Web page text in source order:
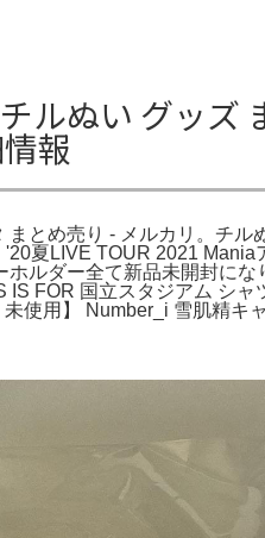
ルぬい グッズ
報
とめ売り - メルカリ。チ
夏LIVE TOUR 2021
ホルダー全て新品未開封に
IS FOR 国立スタジアム シ
使用】 Number_i 雪肌精